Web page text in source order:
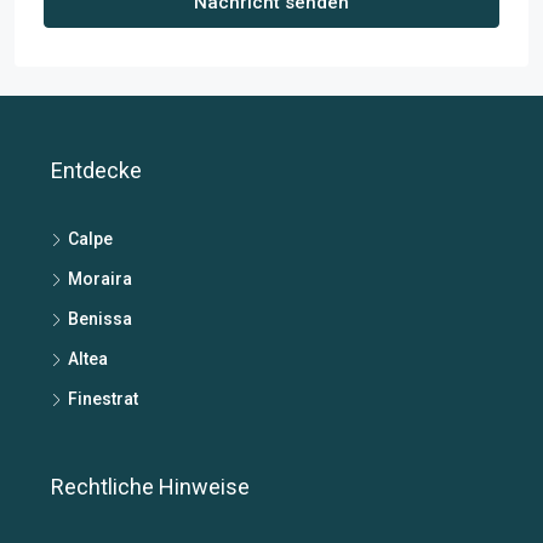
Entdecke
Calpe
Moraira
Benissa
Altea
Finestrat
Rechtliche Hinweise